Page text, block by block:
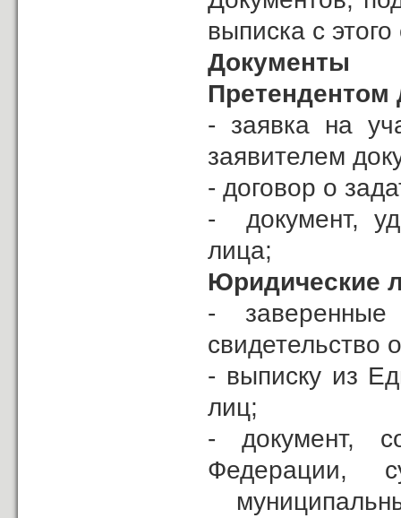
выписка с этого
Документы
Претендентом
- заявка на
заявителем
- договор о
- документ,
лица;
Юридические
-
свидетельство
- выписку из
лиц;
- документ,
Федерации,